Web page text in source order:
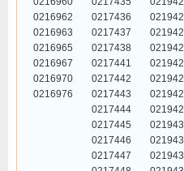
0216962
0217436
0216963
0217437
0216965
0217438
0216967
0217441
0216970
0217442
0216976
0217443
0217444
0217445
0217446
0217447